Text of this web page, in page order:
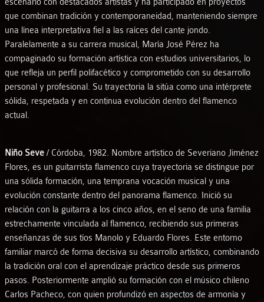
escenario con destacados artistas y ha participado en proyectos
que combinan tradición y contemporaneidad, manteniendo siempre
una línea interpretativa fiel a las raíces del cante jondo.
Paralelamente a su carrera musical, María José Pérez ha
compaginado su formación artística con estudios universitarios, lo
que refleja un perfil polifacético y comprometido con su desarrollo
personal y profesional. Su trayectoria la sitúa como una intérprete
sólida, respetada y en continua evolución dentro del flamenco
actual.
Niño Seve / Córdoba, 1982. Nombre artístico de Severiano Jiménez
Flores, es un guitarrista flamenco cuya trayectoria se distingue por
una sólida formación, una temprana vocación musical y una
evolución constante dentro del panorama flamenco. Inició su
relación con la guitarra a los cinco años, en el seno de una familia
estrechamente vinculada al flamenco, recibiendo sus primeras
enseñanzas de sus tíos Manolo y Eduardo Flores. Este entorno
familiar marcó de forma decisiva su desarrollo artístico, combinando
la tradición oral con el aprendizaje práctico desde sus primeros
pasos. Posteriormente amplió su formación con el músico chileno
Carlos Pacheco, con quien profundizó en aspectos de armonía y